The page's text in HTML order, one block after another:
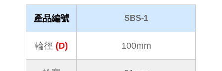
產品編號 SBS-1
輪徑 (D) 100mm